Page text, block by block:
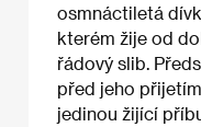
osmnáctiletá
kterém žije od
řádový slib.
před jeho
jedinou žijící